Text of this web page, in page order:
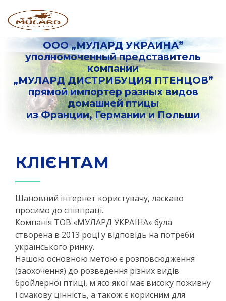
ООО „МУЛАРД УКРАИНА”
уполномоченный представитель
компании
„МУЛАРД ДИСТРИБУЦИЯ ПТЕНЦОВ”
прямой импортер разных видов
домашней птицы
из Франции, Германии и Польши
КЛІЄНТАМ
Шановний інтернет користувачу, ласкаво
просимо до співпраці.
Компанія ТОВ «МУЛАРД УКРАЇНА» була
створена в 2013 році у відповідь на потреби
українського ринку.
Нашою основною метою є розповсюдження
(заохочення) до розведення різних видів
бройлерної птиці, м'ясо якої має високу поживну
і смакову цінність, а також є корисним для